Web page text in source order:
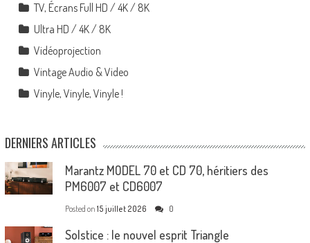
TV, Écrans Full HD / 4K / 8K
Ultra HD / 4K / 8K
Vidéoprojection
Vintage Audio & Video
Vinyle, Vinyle, Vinyle !
DERNIERS ARTICLES
Marantz MODEL 70 et CD 70, héritiers des
PM6007 et CD6007
Posted on 15 juillet 2026 0
Solstice : le nouvel esprit Triangle